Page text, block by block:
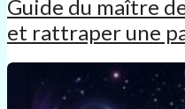
Guide du maître
et rattraper une